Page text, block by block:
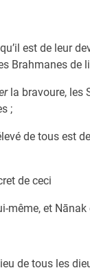
est de leur
Brahmanes de
la bravoure, les
;
de tous est
de ceci
même, et
de tous les